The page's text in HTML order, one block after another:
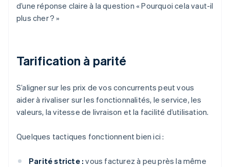
d’une réponse claire à la question « Pourquoi cela vaut-il
plus cher ? »
Tarification à parité
S’aligner sur les prix de vos concurrents peut vous
aider à rivaliser sur les fonctionnalités, le service, les
valeurs, la vitesse de livraison et la facilité d’utilisation.
Quelques tactiques fonctionnent bien ici :
Parité stricte : vous facturez à peu près la même